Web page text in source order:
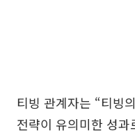
티빙 관계자는 “티빙
전략이 유의미한 성